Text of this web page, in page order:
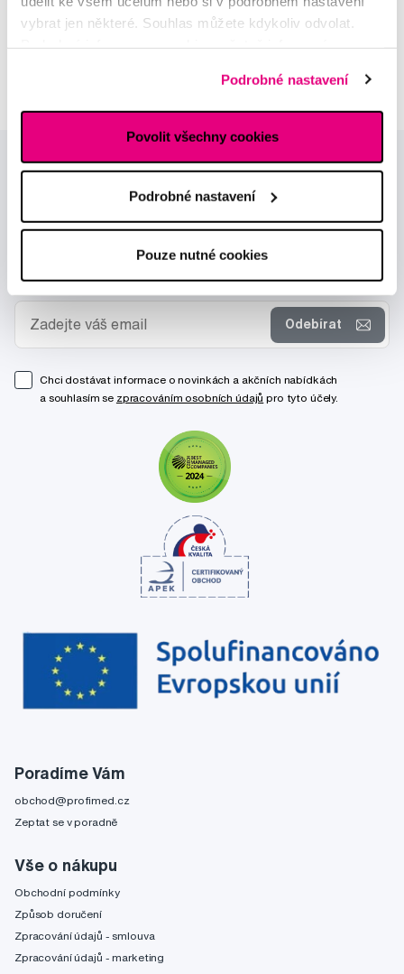
vybrat jen některé. Souhlas můžete kdykoliv odvolat.
Podrobné nastavení
Povolit všechny cookies
Podrobné nastavení
Pouze nutné cookies
MUDr. Alžběta Smetanová
Poradíme Vám
obchod@profimed.cz
Zeptat se v poradně
Vše o nákupu
Obchodní podmínky
Způsob doručení
Zpracování údajů - smlouva
Zpracování údajů - marketing
Odebírat
Chci dostávat informace o novinkách a akčních nabídkách
a souhlasím se zpracováním osobních údajů pro tyto účely.